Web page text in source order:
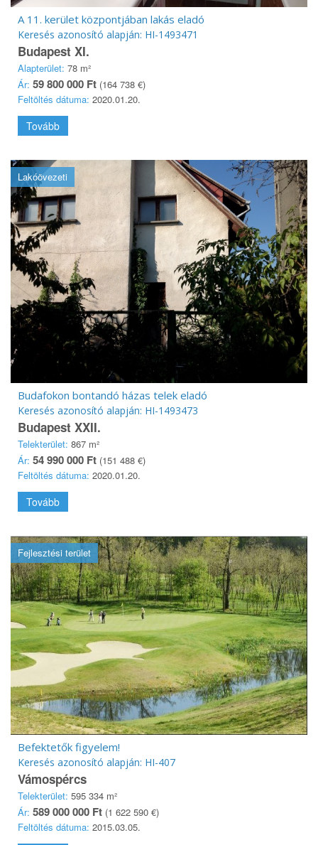
A 11. kerület központjában lakás eladó
Keresés azonosító alapján: HI-1493471
Budapest XI.
Alapterület: 78 m²
Ár: 59 800 000 Ft (164 738 €)
Feltöltés dátuma: 2020.01.20.
Tovább
Lakóövezeti
Budafokon bontandó házas telek eladó
Keresés azonosító alapján: HI-1493473
Budapest XXII.
Telekterület: 867 m²
Ár: 54 990 000 Ft (151 488 €)
Feltöltés dátuma: 2020.01.20.
Tovább
Fejlesztési terület
Befektetők figyelem!
Keresés azonosító alapján: HI-407
Vámospércs
Telekterület: 595 334 m²
Ár: 589 000 000 Ft (1 622 590 €)
Feltöltés dátuma: 2015.03.05.